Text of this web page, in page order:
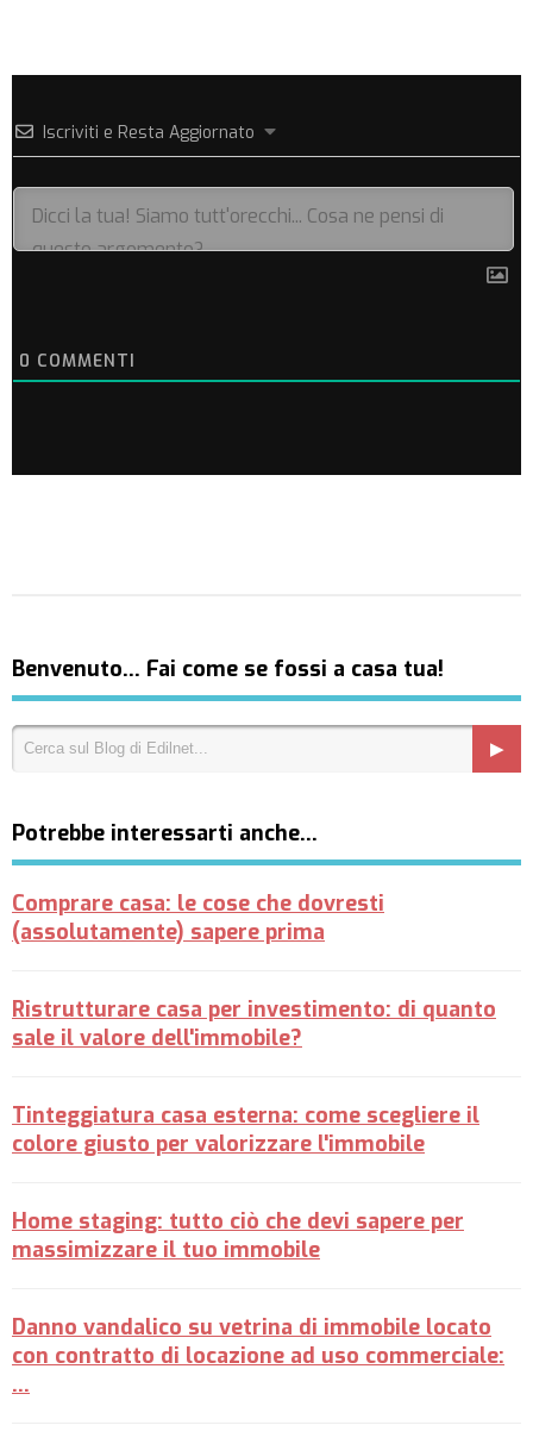
Iscriviti e Resta Aggiornato
0 COMMENTI
Benvenuto… Fai come se fossi a casa tua!
Potrebbe interessarti anche…
Comprare casa: le cose che dovresti
(assolutamente) sapere prima
Ristrutturare casa per investimento: di quanto
sale il valore dell'immobile?
Tinteggiatura casa esterna: come scegliere il
colore giusto per valorizzare l'immobile
Home staging: tutto ciò che devi sapere per
massimizzare il tuo immobile
Danno vandalico su vetrina di immobile locato
con contratto di locazione ad uso commerciale:
…